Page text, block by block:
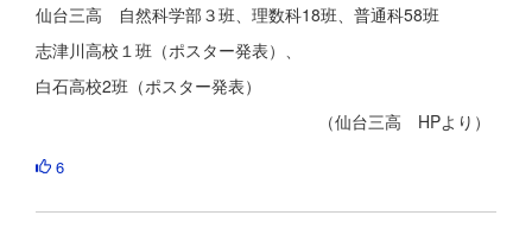
仙台三高 自然科学部３班、理数科18班、普通科58班
志津川高校１班（ポスター発表）、
白石高校2班（ポスター発表）
（仙台三高 HPより）
6